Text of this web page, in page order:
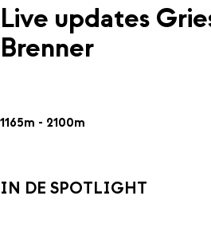
Live updates
Brenner
1165m - 2100m
IN DE SPOTLIGHT